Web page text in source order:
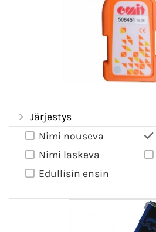
Järjestys
Nimi nouseva
Nimi laskeva
Edullisin ensin